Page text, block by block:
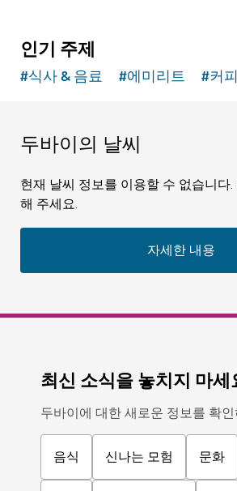
인기 주제
#식사 & 음료 #에미리트 #커피
두바이의 날씨
현재 날씨 정보를 이용할 수 없습니다
해 주세요.
자세한 내용
최신 소식을 놓치지 마세
두바이에 대한 새로운 정보를 확
음식 신나는 모험 문화